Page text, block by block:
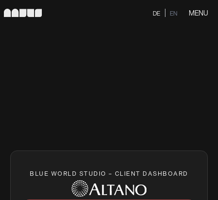
DE EN MENU
BLUE WORLD STUDIO – CLIENT DASHBOARD